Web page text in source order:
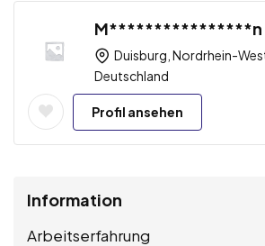
M****************n
Duisburg, Nordrhein-
Deutschland
Profil ansehen
Information
Arbeitserfahrung